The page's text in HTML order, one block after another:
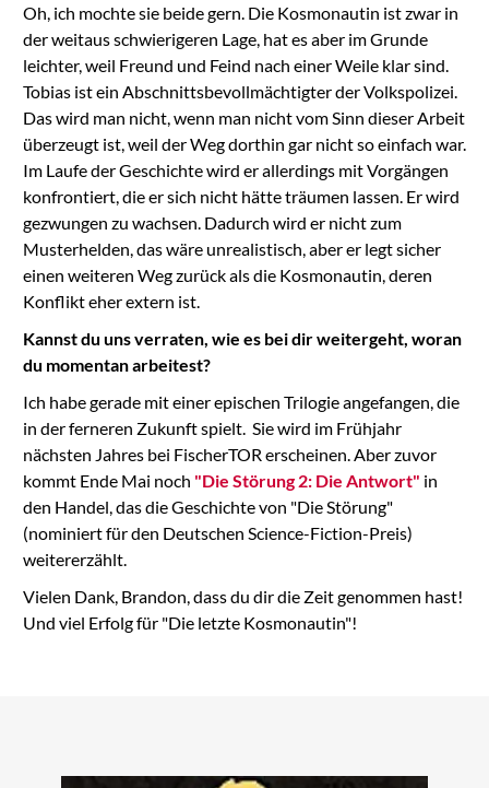
Oh, ich mochte sie beide gern. Die Kosmonautin ist zwar in
der weitaus schwierigeren Lage, hat es aber im Grunde
leichter, weil Freund und Feind nach einer Weile klar sind.
Tobias ist ein Abschnittsbevollmächtigter der Volkspolizei.
Das wird man nicht, wenn man nicht vom Sinn dieser Arbeit
überzeugt ist, weil der Weg dorthin gar nicht so einfach war.
Im Laufe der Geschichte wird er allerdings mit Vorgängen
konfrontiert, die er sich nicht hätte träumen lassen. Er wird
gezwungen zu wachsen. Dadurch wird er nicht zum
Musterhelden, das wäre unrealistisch, aber er legt sicher
einen weiteren Weg zurück als die Kosmonautin, deren
Konflikt eher extern ist.
Kannst du uns verraten, wie es bei dir weitergeht, woran
du momentan arbeitest?
Ich habe gerade mit einer epischen Trilogie angefangen, die
in der ferneren Zukunft spielt. Sie wird im Frühjahr
nächsten Jahres bei FischerTOR erscheinen. Aber zuvor
kommt Ende Mai noch "Die Störung 2: Die Antwort" in
den Handel, das die Geschichte von "Die Störung"
(nominiert für den Deutschen Science-Fiction-Preis)
weitererzählt.
Vielen Dank, Brandon, dass du dir die Zeit genommen hast!
Und viel Erfolg für "Die letzte Kosmonautin"!